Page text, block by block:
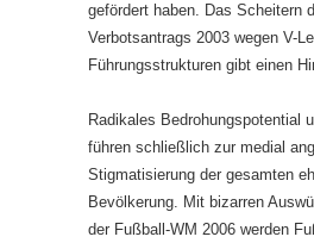
gefördert haben. Das Scheitern
Verbotsantrags 2003 wegen V-
Führungsstrukturen gibt einen
Radikales Bedrohungspotential
führen schließlich zur medial
Stigmatisierung der gesamten
Bevölkerung. Mit bizarren
der Fußball-WM 2006 werden